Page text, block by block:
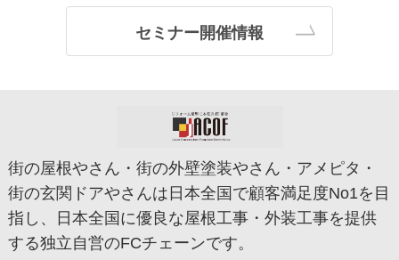
セミナー開催情報
街の屋根やさん・街の外壁塗装やさん・アメピタ・
街の玄関ドアやさんは日本全国で顧客満足度No1を目
指し、日本全国に優良な屋根工事・外装工事を提供
する独立自営のFCチェーンです。